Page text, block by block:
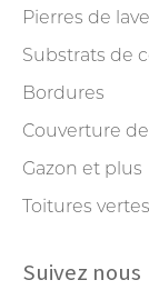
Pierres de lave
Substrats de
Bordures
Couverture de
Gazon et plus
Toitures vertes
Suivez nous